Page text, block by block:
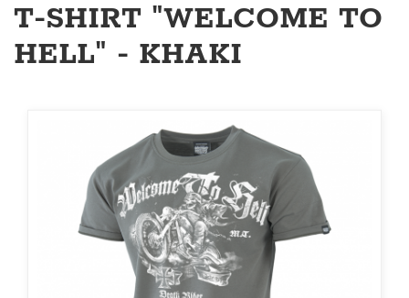
T-SHIRT "WELCOME TO
HELL" - KHAKI